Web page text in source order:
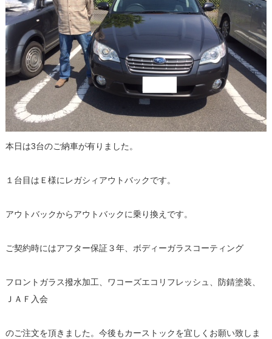
本日は3台のご納車が有りました。
１台目はＥ様にレガシィアウトバックです。
アウトバックからアウトバックに乗り換えです。
ご契約時にはアフター保証３年、ボディーガラスコーティング
フロントガラス撥水加工、ワコーズエコリフレッシュ、防錆塗装、
ＪＡＦ入会
のご注文を頂きました。今後もカーストックを宜しくお願い致しま